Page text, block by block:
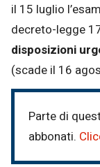
il 15 luglio
decreto-legge
disposizioni
(scade il 16
Parte di
abbonati.